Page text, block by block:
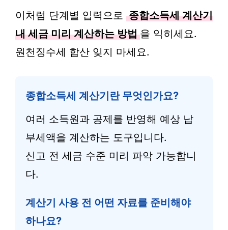
이처럼 단계별 입력으로 종합소득세 계산기
내 세금 미리 계산하는 방법 을 익히세요.
원천징수세 합산 잊지 마세요.
종합소득세 계산기란 무엇인가요?
여러 소득원과 공제를 반영해 예상 납
부세액을 계산하는 도구입니다.
신고 전 세금 수준 미리 파악 가능합니
다.
계산기 사용 전 어떤 자료를 준비해야
하나요?